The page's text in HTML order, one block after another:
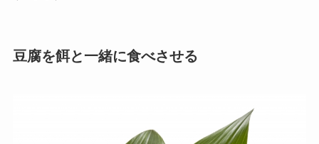
豆腐を餌と一緒に食べさせる